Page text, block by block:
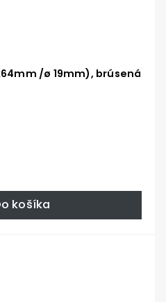
/ø 19mm), brúsená
košíka